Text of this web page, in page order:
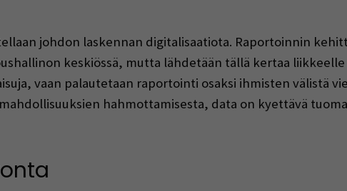
johdon laskennan digitalisaatiota. Raportoinnin
keskiössä, mutta lähdetään tällä kertaa
vaan palautetaan raportointi osaksi ihmisten välistä
hahmottamisesta, data on kyettävä